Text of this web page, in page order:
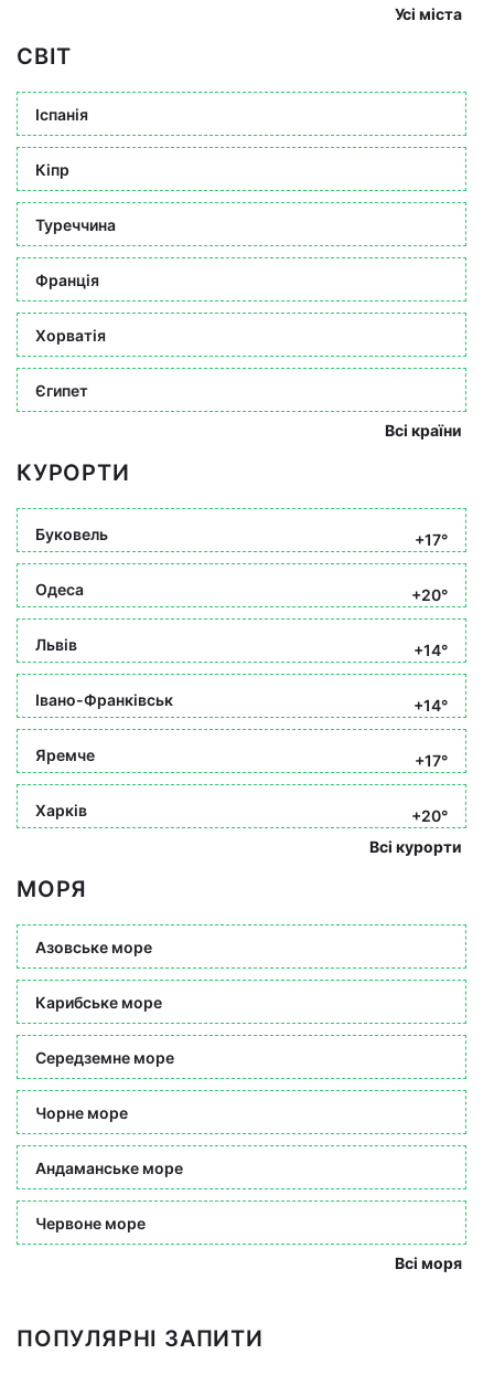
Усі міста
СВІТ
Іспанія
Кіпр
Туреччина
Франція
Хорватія
Єгипет
Всі країни
КУРОРТИ
Буковель +17°
Одеса +20°
Львів +14°
Івано-Франківськ +14°
Яремче +17°
Харків
+20°
Всі курорти
МОРЯ
Азовське море
Карибське море
Середземне море
Чорне море
Андаманське море
Червоне море
Всі моря
ПОПУЛЯРНІ ЗАПИТИ